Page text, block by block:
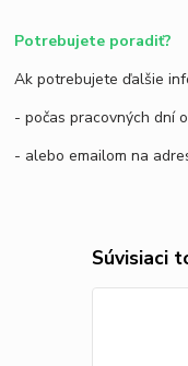
Potrebujete poradiť?
Ak potrebujete ďalšie
- počas pracovných dní
- alebo emailom na
Súvisiaci